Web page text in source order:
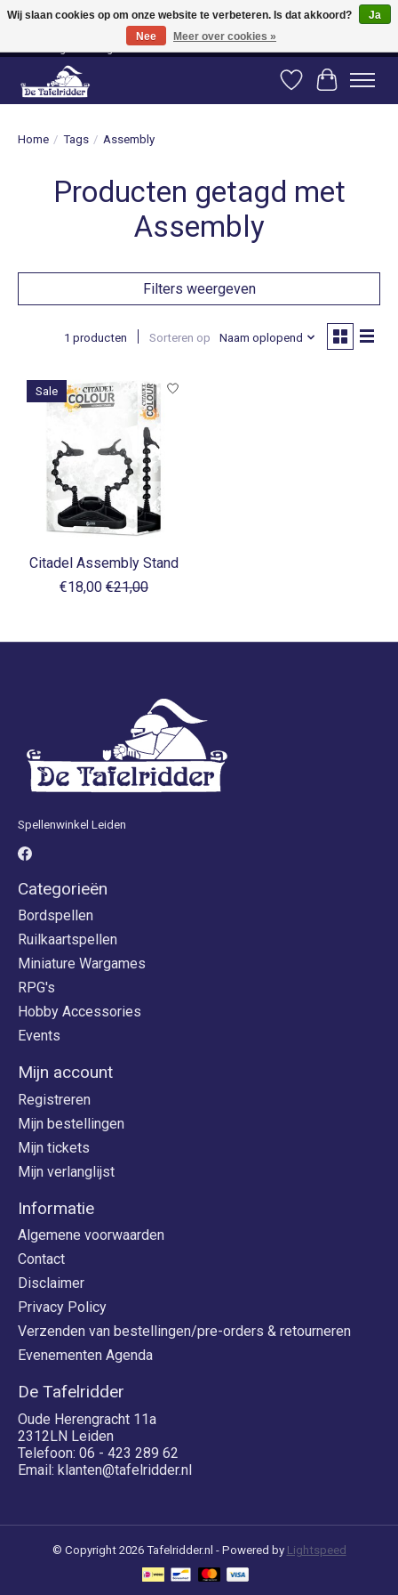
Vanaf 80 euro gratis verzending binnen Nederland! Vanaf 100 euro gratis
verzending naar België en Duitsland!
Verlanglijst
Home / Tags / Assembly
Producten getagd met
Assembly
Filters weergeven
1 producten Sorteren op Naam oplopend
Sale
Citadel Assembly Stand
€18,00 €21,00
Spellenwinkel Leiden
Categorieën
Bordspellen
Ruilkaartspellen
Miniature Wargames
RPG's
Hobby Accessories
Events
Mijn account
Registreren
Mijn bestellingen
Mijn tickets
Mijn verlanglijst
Informatie
Algemene voorwaarden
Contact
Disclaimer
Privacy Policy
Verzenden van bestellingen/pre-orders & retourneren
Evenementen Agenda
De Tafelridder
Oude Herengracht 11a
2312LN Leiden
Telefoon: 06 - 423 289 62
Email: klanten@tafelridder.nl
© Copyright 2026 Tafelridder.nl - Powered by Lightspeed
Wij slaan cookies op om onze website te verbeteren. Is dat akkoord?
Ja
Nee
Meer over cookies »